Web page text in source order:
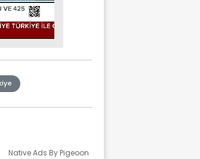
Native Ads By Pigeoon